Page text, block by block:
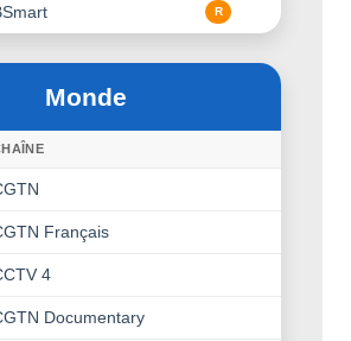
R
Monde
Français
4
Documentary